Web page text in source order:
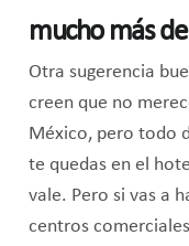
mucho más
Otra sugerencia
creen que no
México, pero todo
te quedas en el
vale. Pero si vas a
centros